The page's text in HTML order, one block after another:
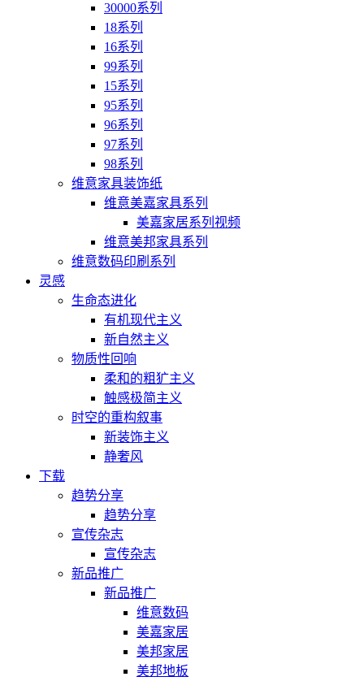
30000系列
18系列
16系列
99系列
15系列
95系列
96系列
97系列
98系列
维意家具装饰纸
维意美嘉家具系列
美嘉家居系列视频
维意美邦家具系列
维意数码印刷系列
灵感
生命态进化
有机现代主义
新自然主义
物质性回响
柔和的粗犷主义
触感极简主义
时空的重构叙事
新装饰主义
静奢风
下载
趋势分享
趋势分享
宣传杂志
宣传杂志
新品推广
新品推广
维意数码
美嘉家居
美邦家居
美邦地板